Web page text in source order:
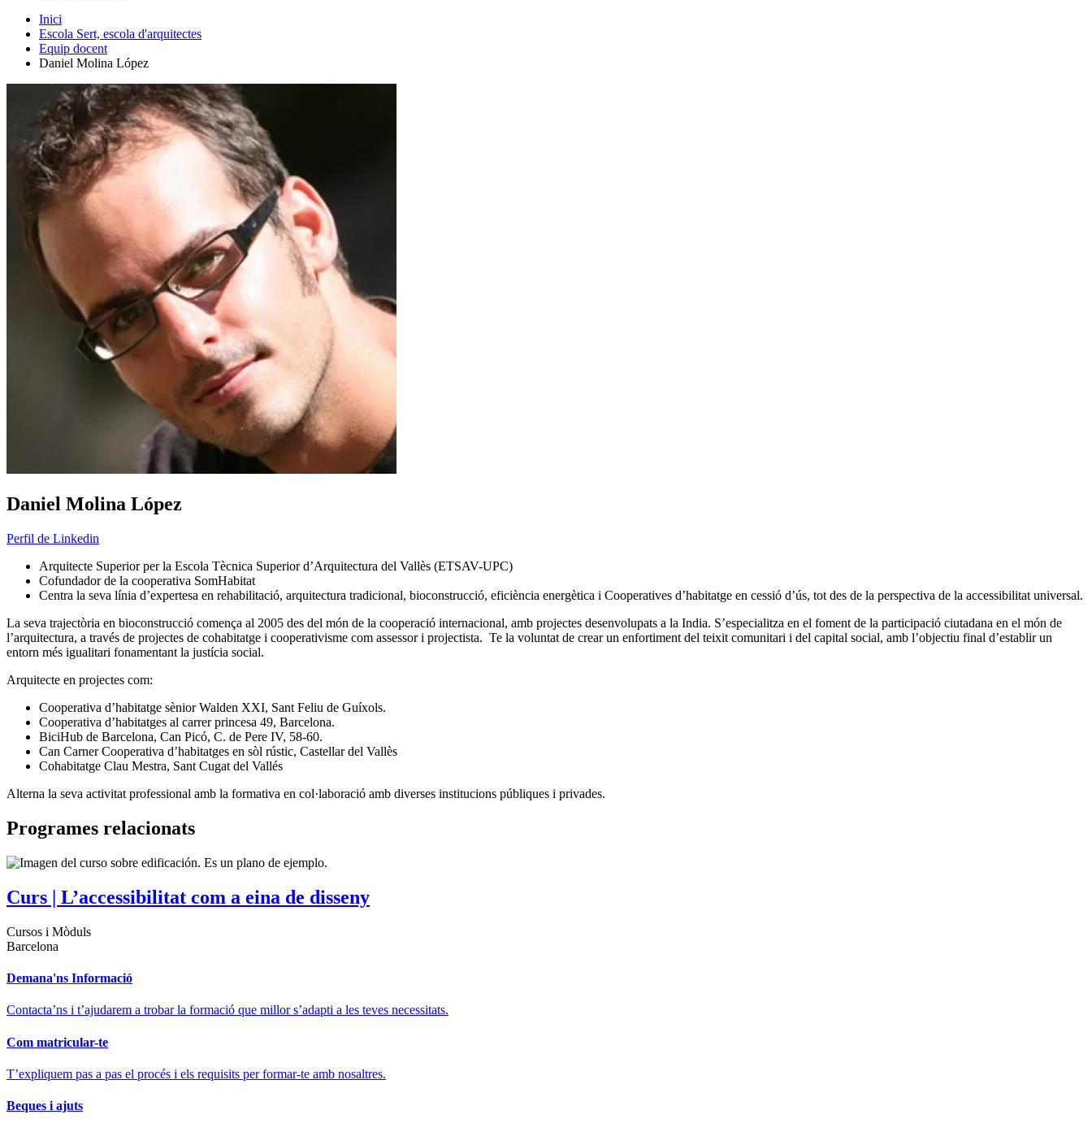
Inici
Escola Sert, escola d'arquitectes
Equip docent
Daniel Molina López
Daniel Molina López
Perfil de Linkedin
Arquitecte Superior per la Escola Tècnica Superior d’Arquitectura del Vallès (ETSAV-UPC)
Cofundador de la cooperativa SomHabitat
Centra la seva línia d’expertesa en rehabilitació, arquitectura tradicional, bioconstrucció, eficiència energètica i Cooperatives d’habitatge en cessió d’ús, tot des de la perspectiva de la accessibilitat universal.
La seva trajectòria en bioconstrucció comença al 2005 des del món de la cooperació internacional, amb projectes desenvolupats a la India. S’especialitza en el foment de la participació ciutadana en el món de
l’arquitectura, a través de projectes de cohabitatge i cooperativisme com assessor i projectista. Te la voluntat de crear un enfortiment del teixit comunitari i del capital social, amb l’objectiu final d’establir un
entorn més igualitari fonamentant la justícia social.
Arquitecte en projectes com:
Cooperativa d’habitatge sènior Walden XXI, Sant Feliu de Guíxols.
Cooperativa d’habitatges al carrer princesa 49, Barcelona.
BiciHub de Barcelona, Can Picó, C. de Pere IV, 58-60.
Can Carner Cooperativa d’habitatges en sòl rústic, Castellar del Vallès
Cohabitatge Clau Mestra, Sant Cugat del Vallés
Alterna la seva activitat professional amb la formativa en col·laboració amb diverses institucions públiques i privades.
Programes relacionats
Curs | L’accessibilitat com a eina de disseny
Cursos i Mòduls
Barcelona
Demana'ns Informació
Contacta’ns i t’ajudarem a trobar la formació que millor s’adapti a les teves necessitats.
Com matricular-te
T’expliquem pas a pas el procés i els requisits per formar-te amb nosaltres.
Beques i ajuts